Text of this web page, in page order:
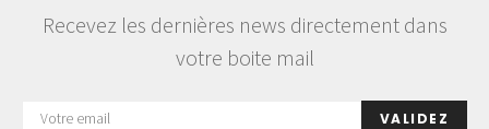
Recevez les dernières news directement dans
votre boite mail
VALIDEZ